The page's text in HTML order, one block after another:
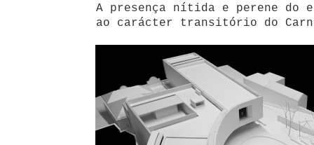
A presença nítida e perene do
ao carácter transitório do